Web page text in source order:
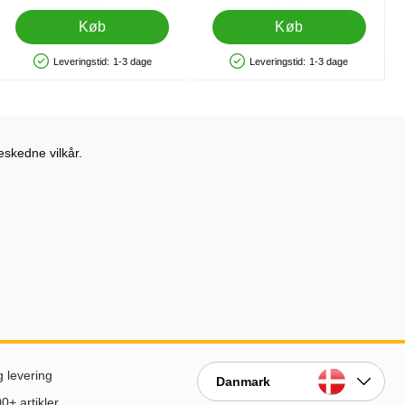
Køb
Produkttilgængelighed: På lager
Leveringstid: 1-3 dage
Køb
Produkttilgængelighed: På lager
Leveringstid: 1-3 dage
vilkår.
levering
Danmark